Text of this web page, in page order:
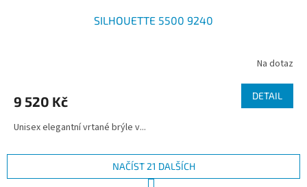
SILHOUETTE 5500 9240
Na dotaz
9 520 Kč DETAIL
Unisex elegantní vrtané brýle v...
NAČÍST 21 DALŠÍCH
S